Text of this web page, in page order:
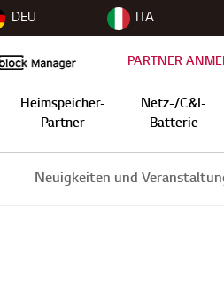
DEU ITA
Heimspeicher-
Partner
Netz-/C&I-
Batterie
PARTNER
Neuigkeiten und